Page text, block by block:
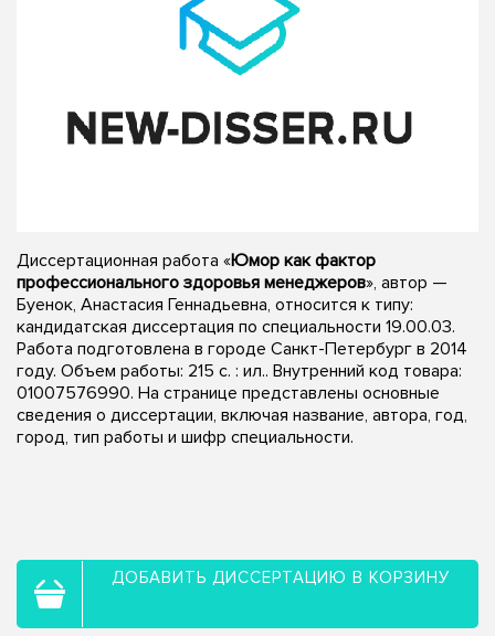
Диссертационная работа «Юмор как фактор
профессионального здоровья менеджеров», автор —
Буенок, Анастасия Геннадьевна, относится к типу:
кандидатская диссертация по специальности 19.00.03.
Работа подготовлена в городе Санкт-Петербург в 2014
году. Объем работы: 215 с. : ил.. Внутренний код товара:
01007576990. На странице представлены основные
сведения о диссертации, включая название, автора, год,
город, тип работы и шифр специальности.
ДОБАВИТЬ ДИССЕРТАЦИЮ В КОРЗИНУ